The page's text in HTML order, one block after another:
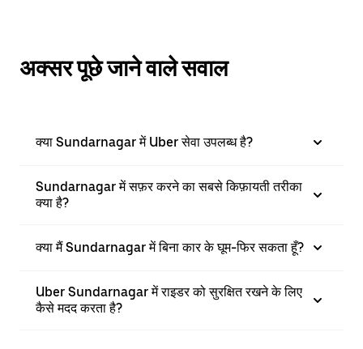
अक्सर पूछे जाने वाले सवाल
क्या Sundarnagar में Uber सेवा उपलब्ध है?
Sundarnagar में सफ़र करने का सबसे किफ़ायती तरीका
क्या है?
क्या मैं Sundarnagar में बिना कार के घूम-फिर सकता हूँ?
Uber Sundarnagar में राइडर को सुरक्षित रखने के लिए
कैसे मदद करता है?